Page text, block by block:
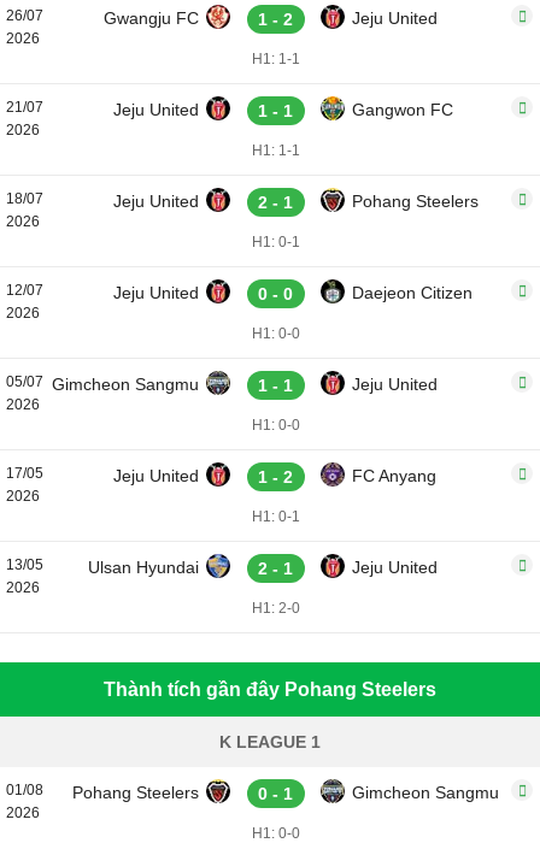
26/07
2026
Gwangju FC 1 - 2 Jeju United
H1: 1-1
21/07
2026
Jeju United 1 - 1 Gangwon FC
H1: 1-1
18/07
2026
Jeju United 2 - 1 Pohang Steelers
H1: 0-1
12/07
2026
Jeju United 0 - 0 Daejeon Citizen
H1: 0-0
05/07
2026
Gimcheon Sangmu 1 - 1 Jeju United
H1: 0-0
17/05
2026
Jeju United 1 - 2 FC Anyang
H1: 0-1
13/05
2026
Ulsan Hyundai 2 - 1 Jeju United
H1: 2-0
Thành tích gần đây Pohang Steelers
K LEAGUE 1
01/08
2026
Pohang Steelers 0 - 1 Gimcheon Sangmu
H1: 0-0